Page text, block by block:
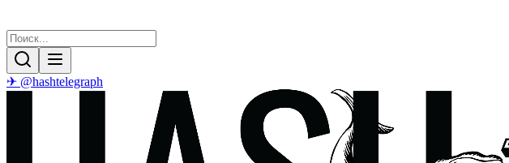
✈ @hashtelegraph